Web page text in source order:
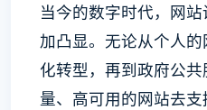
当今的数字时代，网
加凸显。无论从个人
化转型，再到政府公
量、高可用的网站去